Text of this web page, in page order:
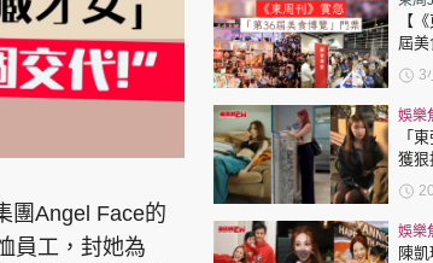
日報 頭條日報 星島環球 The Standard
團Angel Face的
員工，封她為
【
屆
張
3
娛樂
「
獲狠
仔
12.2
娛樂
陳